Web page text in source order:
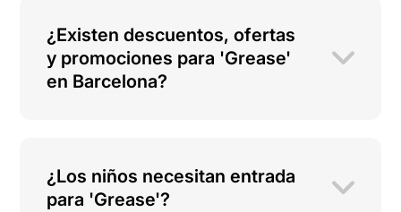
¿Existen descuentos, ofertas
y promociones para 'Grease'
en Barcelona?
¿Los niños necesitan entrada
para 'Grease'?